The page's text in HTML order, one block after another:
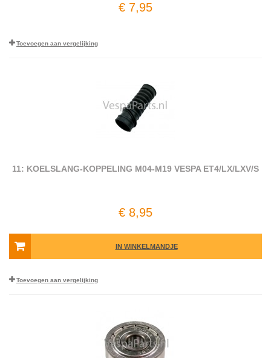
€ 7,95
Toevoegen aan vergelijking
11: KOELSLANG-KOPPELING M04-M19 VESPA ET4/LX/LXV/S
€ 8,95
IN WINKELMANDJE
Toevoegen aan vergelijking